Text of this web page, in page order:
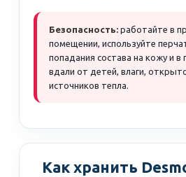
Безопасность: работайте в
помещении, используйте
попадания состава на кожу и в
вдали от детей, влаги,
источников тепла.
Как хранить